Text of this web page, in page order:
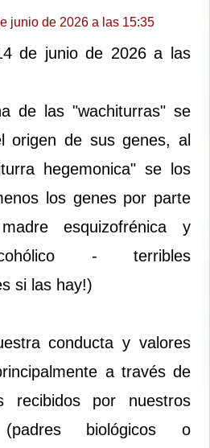
junio de 2026 a las 15:35
de junio de 2026 a las
de las "wachiturras" se
origen de sus genes, al
hegemonica" se los
los genes por parte
esquizofrénica y
- terribles
si las hay!)
conducta y valores
a través de
recibidos por nuestros
(padres biológicos o